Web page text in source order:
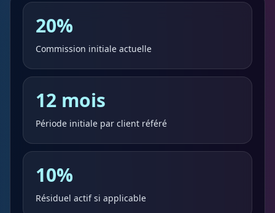
20%
Commission initiale actuelle
12 mois
Période initiale par client référé
10%
Résiduel actif si applicable